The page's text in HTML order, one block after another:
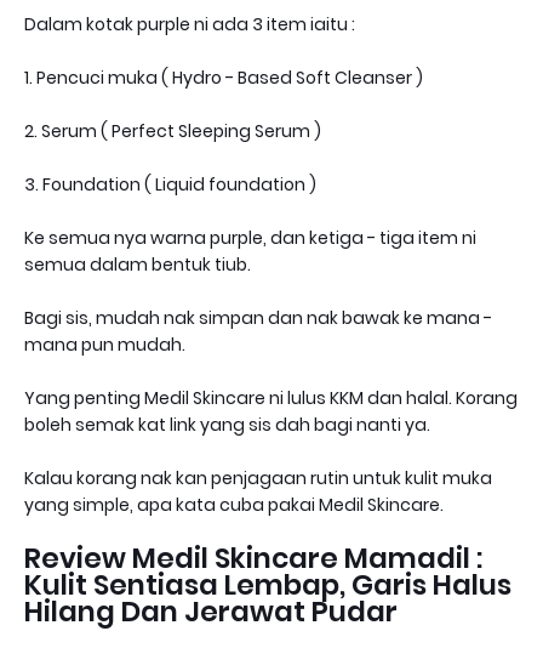
Dalam kotak purple ni ada 3 item iaitu :
1. Pencuci muka ( Hydro - Based Soft Cleanser )
2. Serum ( Perfect Sleeping Serum )
3. Foundation ( Liquid foundation )
Ke semua nya warna purple, dan ketiga - tiga item ni
semua dalam bentuk tiub.
Bagi sis, mudah nak simpan dan nak bawak ke mana -
mana pun mudah.
Yang penting Medil Skincare ni lulus KKM dan halal. Korang
boleh semak kat link yang sis dah bagi nanti ya.
Kalau korang nak kan penjagaan rutin untuk kulit muka
yang simple, apa kata cuba pakai Medil Skincare.
Review Medil Skincare Mamadil :
Kulit Sentiasa Lembap, Garis Halus
Hilang Dan Jerawat Pudar